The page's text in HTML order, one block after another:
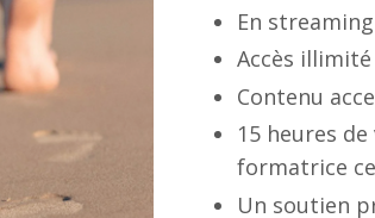
En
Accès illimité
Contenu
15 heures
formatrice
Un soutien